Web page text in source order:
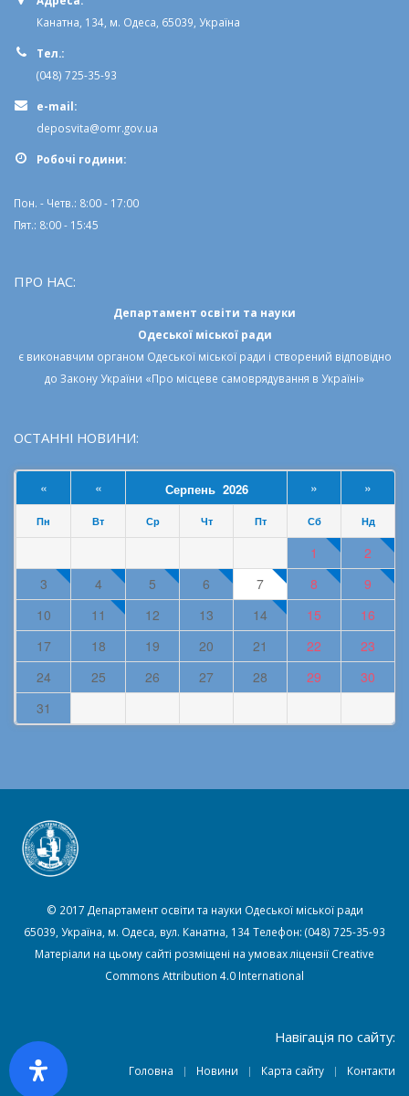
Канатна, 134, м. Одеса, 65039, Україна
Тел.:
(048) 725-35-93
e-mail:
deposvita@omr.gov.ua
Робочi години:
Пон. - Четв.: 8:00 - 17:00
Пят.: 8:00 - 15:45
ПРО НАС:
Департамент освіти та науки
Одеської міської ради
є виконавчим органом Одеської міської ради і створений відповідно
до Закону України «Про місцеве самоврядування в Україні»
ОСТАННІ НОВИНИ:
« « Серпень 2026 » »
Пн Вт Ср Чт Пт Сб Нд
1
2
3
4 5 6 7 8
9
10
11 12 13 14 15
16
17
18 19 20 21 22
23
24
25 26 27 28 29
30
31
© 2017 Департамент освіти та науки Одеської міської ради
65039, Україна, м. Одеса, вул. Канатна, 134 Телефон: (048) 725-35-93
Матеріали на цьому сайті розміщені на умовах ліцензії Creative
Commons Attribution 4.0 International
Навігація по сайту:
Головна Новини Карта сайту Контакти